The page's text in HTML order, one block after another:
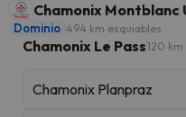
Chamonix Montblanc
Dominio 494 km esquiables
Chamonix Le Pass120
Chamonix Planpraz